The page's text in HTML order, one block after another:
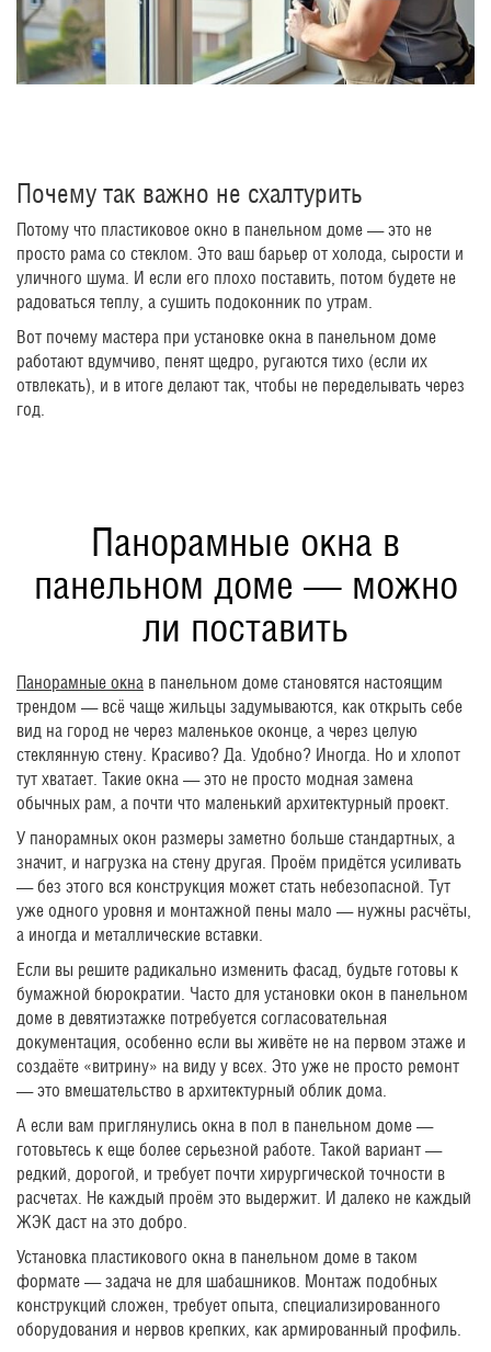
Почему так важно не схалтурить
Потому что пластиковое окно в панельном доме — это не
просто рама со стеклом. Это ваш барьер от холода, сырости и
уличного шума. И если его плохо поставить, потом будете не
радоваться теплу, а сушить подоконник по утрам.
Вот почему мастера при установке окна в панельном доме
работают вдумчиво, пенят щедро, ругаются тихо (если их
отвлекать), и в итоге делают так, чтобы не переделывать через
год.
Панорамные окна в
панельном доме — можно
ли поставить
Панорамные окна в панельном доме становятся настоящим
трендом — всё чаще жильцы задумываются, как открыть себе
вид на город не через маленькое оконце, а через целую
стеклянную стену. Красиво? Да. Удобно? Иногда. Но и хлопот
тут хватает. Такие окна — это не просто модная замена
обычных рам, а почти что маленький архитектурный проект.
У панорамных окон размеры заметно больше стандартных, а
значит, и нагрузка на стену другая. Проём придётся усиливать
— без этого вся конструкция может стать небезопасной. Тут
уже одного уровня и монтажной пены мало — нужны расчёты,
а иногда и металлические вставки.
Если вы решите радикально изменить фасад, будьте готовы к
бумажной бюрократии. Часто для установки окон в панельном
доме в девятиэтажке потребуется согласовательная
документация, особенно если вы живёте не на первом этаже и
создаёте «витрину» на виду у всех. Это уже не просто ремонт
— это вмешательство в архитектурный облик дома.
А если вам приглянулись окна в пол в панельном доме —
готовьтесь к еще более серьезной работе. Такой вариант —
редкий, дорогой, и требует почти хирургической точности в
расчетах. Не каждый проём это выдержит. И далеко не каждый
ЖЭК даст на это добро.
Установка пластикового окна в панельном доме в таком
формате — задача не для шабашников. Монтаж подобных
конструкций сложен, требует опыта, специализированного
оборудования и нервов крепких, как армированный профиль.